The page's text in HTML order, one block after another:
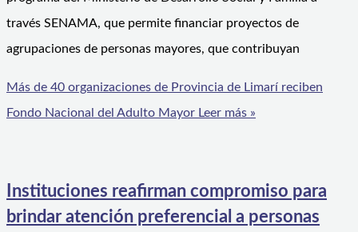
través SENAMA, que permite financiar proyectos de
agrupaciones de personas mayores, que contribuyan
Más de 40 organizaciones de Provincia de Limarí reciben
Fondo Nacional del Adulto Mayor Leer más »
Instituciones reafirman compromiso para
brindar atención preferencial a personas